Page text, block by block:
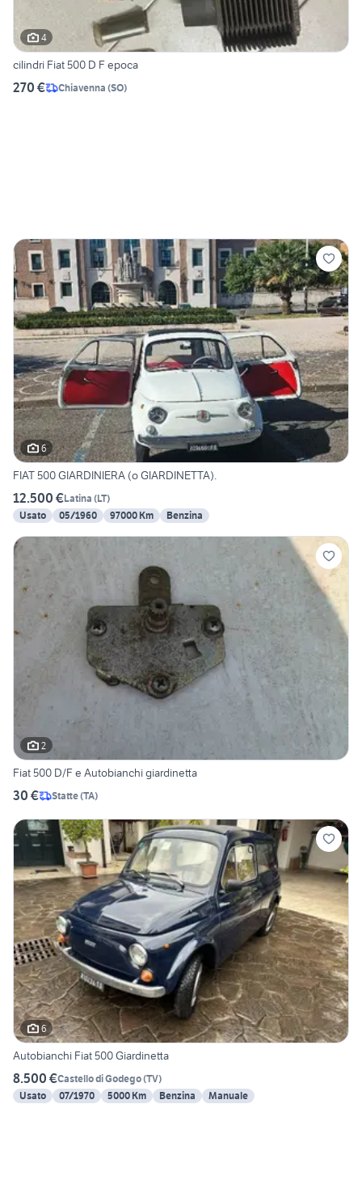
4
cilindri Fiat 500 D F epoca
270 € Chiavenna (SO)
6
FIAT 500 GIARDINIERA (o GIARDINETTA).
12.500 €Latina (LT)
Usato
05/1960 97000 Km Benzina
2
Fiat 500 D/F e Autobianchi giardinetta
30 € Statte(TA)
6
Autobianchi Fiat 500 Giardinetta
8.500 €Castello di Godego(TV)
Usato
07/1970 5000 Km Benzina Manuale